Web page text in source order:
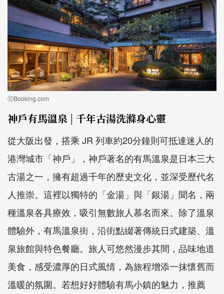
ⓒBooking.com
神戶有馬溫泉 | 千年古湯洗滌身心靈
從大阪出發，搭乘 JR 列車約20分鐘則可抵達迷人的
港灣城市「神戶」，神戶著名的有馬溫泉是日本三大
古湯之一，擁有超過千年的歷史文化，並深受歷代名
人推崇。這裡以獨特的「金湯」與「銀湯」聞名，兩
種溫泉各具療效，吸引無數旅人慕名而來。除了溫泉
體驗外，有馬溫泉街，沿街點綴著傳統日式建築、溫
泉旅館與特色餐廳。旅人可悠然漫步其間，品味地道
美食，感受濃厚的日式風情，為旅程增添一抹懷舊而
溫暖的氛圍。若想好好體驗有馬小鎮的魅力，推薦